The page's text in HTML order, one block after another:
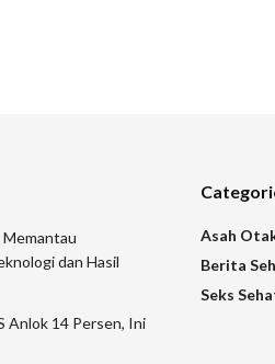
dan Hasil
Anlok 14 Persen, Ini
Asah
Berita
Seks